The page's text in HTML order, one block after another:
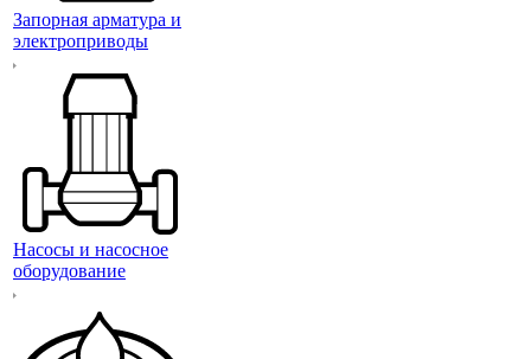
Запорная арматура и
электроприводы
Насосы и насосное
оборудование